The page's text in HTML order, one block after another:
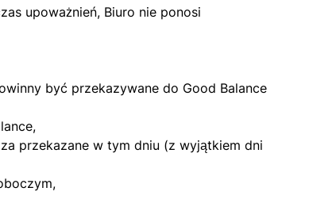
upoważnień, Biuro nie ponosi
być przekazywane do Good Balance
przekazane w tym dniu (z wyjątkiem dni